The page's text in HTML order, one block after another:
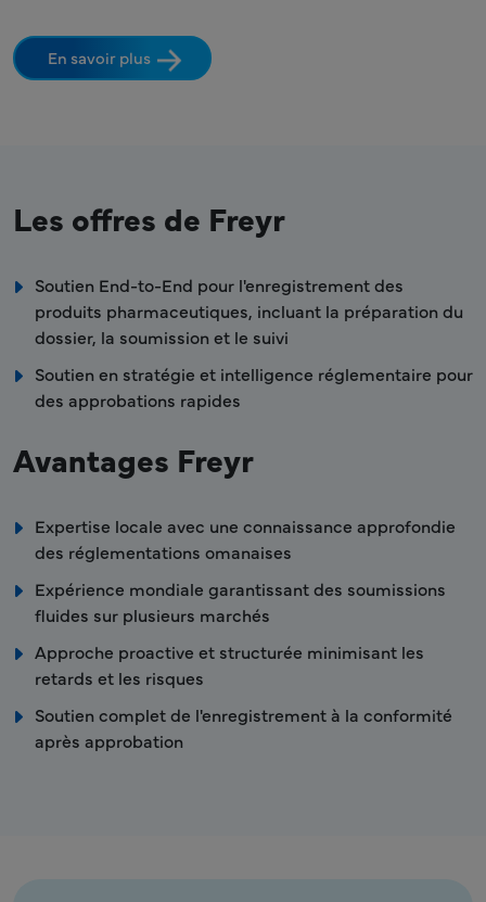
En savoir plus
Les offres de Freyr
Soutien End-to-End pour l'enregistrement des
produits pharmaceutiques, incluant la préparation du
dossier, la soumission et le suivi
Soutien en stratégie et intelligence réglementaire pour
des approbations rapides
Avantages Freyr
Expertise locale avec une connaissance approfondie
des réglementations omanaises
Expérience mondiale garantissant des soumissions
fluides sur plusieurs marchés
Approche proactive et structurée minimisant les
retards et les risques
Soutien complet de l'enregistrement à la conformité
après approbation